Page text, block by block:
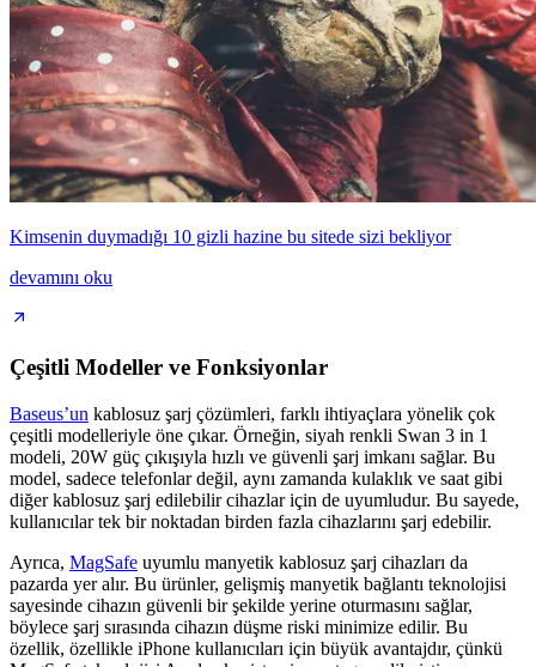
Kimsenin duymadığı 10 gizli hazine bu sitede sizi bekliyor
devamını oku
Çeşitli Modeller ve Fonksiyonlar
Baseus’un kablosuz şarj çözümleri, farklı ihtiyaçlara yönelik çok
çeşitli modelleriyle öne çıkar. Örneğin, siyah renkli Swan 3 in 1
modeli, 20W güç çıkışıyla hızlı ve güvenli şarj imkanı sağlar. Bu
model, sadece telefonlar değil, aynı zamanda kulaklık ve saat gibi
diğer kablosuz şarj edilebilir cihazlar için de uyumludur. Bu sayede,
kullanıcılar tek bir noktadan birden fazla cihazlarını şarj edebilir.
Ayrıca, MagSafe uyumlu manyetik kablosuz şarj cihazları da
pazarda yer alır. Bu ürünler, gelişmiş manyetik bağlantı teknolojisi
sayesinde cihazın güvenli bir şekilde yerine oturmasını sağlar,
böylece şarj sırasında cihazın düşme riski minimize edilir. Bu
özellik, özellikle iPhone kullanıcıları için büyük avantajdır, çünkü